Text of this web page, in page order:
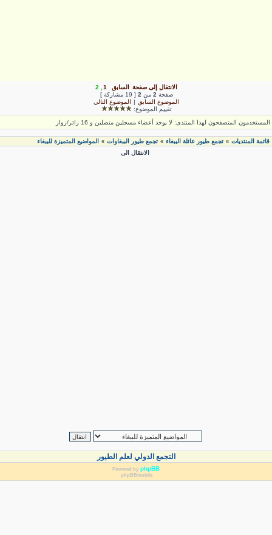
الانتقال إلى صفحة السابق ,
2
صفحة2من 2[ 19 مشاركة ]
الموضوع السابق| الموضوع التالي
تقييم الموضوع:
المستخدمون المتصفحون لهذا المنتدى: لا يوجد أعضاء مسجلين متصلين و 16 زائر/زوار
قائمة المنتديات» تجمع طيور عائلة الببغاء» تجمع طيور الببغاوات»
المواضيع المتميزة للببغاء
الانتقال الى
التجمع الدولي لعلم الطيور
Powered byphpBB
phpBBmobile